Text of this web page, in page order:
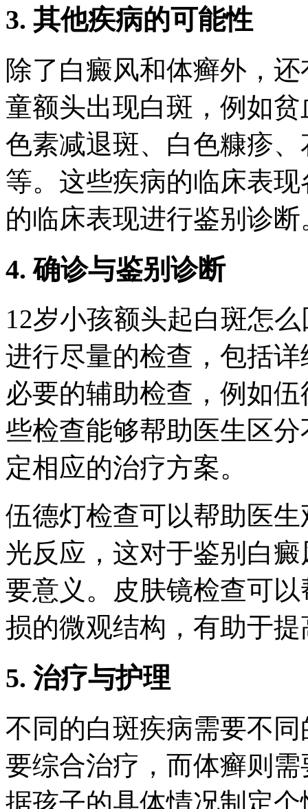
3. 其他疾病的可能性
除了白癜风和体癣外，
童额头出现白斑，例如
色素减退斑、白色糠疹
等。这些疾病的临床表
的临床表现进行鉴别诊断
4. 确诊与鉴别诊断
12岁小孩额头起白斑怎
进行尽量的检查，包括
必要的辅助检查，例如
些检查能够帮助医生区
定相应的治疗方案。
伍德灯检查可以帮助医
光反应，这对于鉴别白
要意义。皮肤镜检查可
损的微观结构，有助于
5. 治疗与护理
不同的白斑疾病需要不
要综合治疗，而体癣则
据孩子的具体情况制定